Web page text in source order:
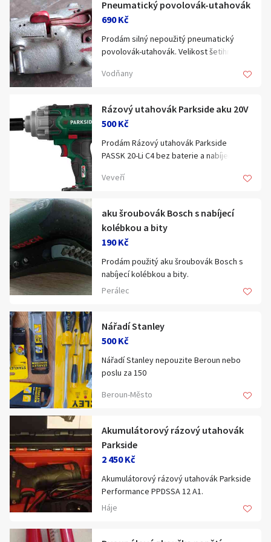
Pneumatický povolovák-utahovák
690 Kč
Prodám silný nepoužitý pneumatický
povolovák-utahovák. Velikost šetihranu
Vodňany
Rázový utahovák Parkside aku 20V
500 Kč
Prodám Rázový utahovák Parkside
PASSK 20-Li C4 bez baterie a nabíječky.
Sada ubsahuje utahovák, nádstavce
Nejlépe osobní odběr Brno, Tišnov
Veveří
aku šroubovák Bosch s nabíjecí
kolébkou a bity
190 Kč
Prodám použitý aku šroubovák Bosch s
nabíjecí kolébkou a bity.
Nicméně stále ještě dobře využitelný.
Snad ještě někomu poslouží. Vzhledem ke
Osobní předání Perálec nebo možno
zaslat poštou, balíkovnou či zásilkovnou.
Perálec
Nářadí Stanley
500 Kč
Nářadí Stanley nepouzite Beroun nebo
poslu za 150
Beroun-Město
Akumulátorový rázový utahovák
Parkside
2 450 Kč
Akumulátorový rázový utahovák Parkside
Performance PPDSSA 12 A1.
Nový v kufříku. Plně funkční.
Háje
Km
Celá ČR
Jihočeský kraj
Jihomoravský kraj
Zobrazit všechny regiony
Stáří inzerátu
Hledat v textu
Nabídka/poptávka
Klíčové slovo:
Neuvedeno
Lokalita:
Neuvedeno
Ráno Večer
E-mail
Souhlasím s personalizací nabídek, zasíláním
marketingových materiálů a upozornění.